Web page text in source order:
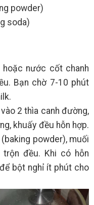
powder)
soda)
nước cốt chanh
Bạn chờ 7-10 phút
2 thìa canh đường,
khuấy đều hỗn hợp.
powder), muối
trộn đều. Khi có hỗn
bột nghỉ ít phút cho